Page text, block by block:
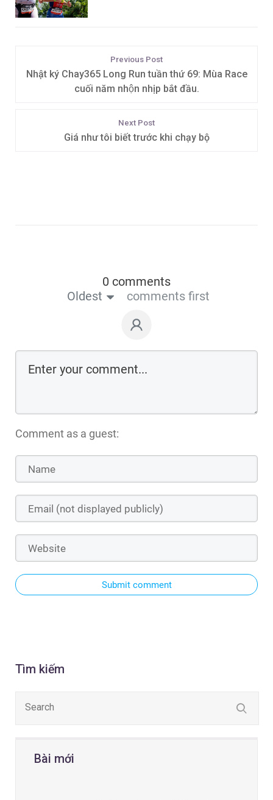
Tìm kiếm
Bài mới
Previous Post
Nhật ký Chay365 Long Run tuần thứ 69: Mùa Race
cuối năm nhộn nhịp bắt đầu.
Next Post
Giá như tôi biết trước khi chạy bộ
0 comments
Oldest
comments first
Comment as a guest:
Submit comment